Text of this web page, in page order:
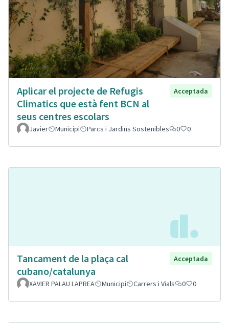
Aplicar el projecte de Refugis
Climatics que està fent BCN al
seus centres escolars
Acceptada
Javier Municipi Parcs i Jardins Sostenibles 0 0
Tancament de la plaça cal
cubano/catalunya
Acceptada
XAVIER PALAU LAPREA Municipi Carrers i Vials 0 0